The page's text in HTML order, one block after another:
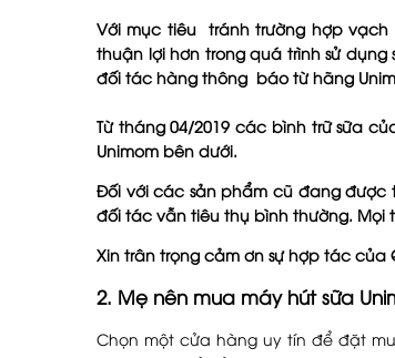
Với mục tiêu tránh trường hợp vạch
thuận lợi hơn trong quá trình sử dụng
đối tác hàng thông báo từ hãng
Từ tháng 04/2019 các bình trữ sữa
Unimom bên dưới.
Đối với các sản phẩm cũ đang được
đối tác vẫn tiêu thụ bình thường. Mọi
Xin trân trọng cảm ơn sự hợp tác
2. Mẹ nên mua máy hút sữa
Chọn một cửa hàng uy tín để đặt